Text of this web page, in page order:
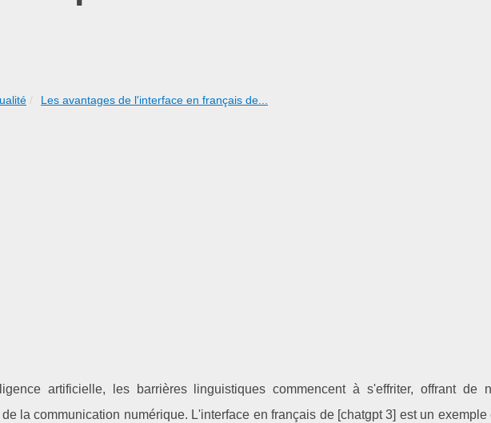
Les avantages de l'interface en français de...
artificielle, les barrières linguistiques commencent à s'effriter, offrant de
la communication numérique. L'interface en français de [chatgpt 3] est un exemple